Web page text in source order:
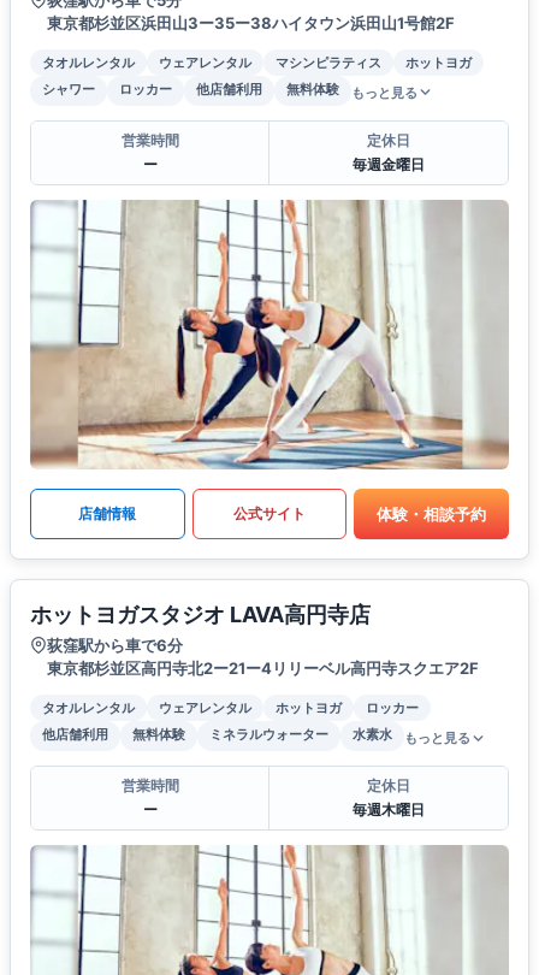
東京都杉並区浜田山3ー35ー38ハイタウン浜田山1号館2F
タオルレンタル ウェアレンタル マシンピラティス
ホットヨガ
シャワー
ロッカー 他店舗利用 無料体験 もっと見る
営業時間
ー
定休日
毎週金曜日
店舗情報 公式サイト 体験・相談予約
ホットヨガスタジオ LAVA高円寺店
荻窪駅から車で6分
東京都杉並区高円寺北2ー21ー4リリーベル高円寺スクエア2F
タオルレンタル ウェアレンタル ホットヨガ
ロッカー
他店舗利用
無料体験 ミネラルウォーター 水素水 もっと見る
営業時間
ー
定休日
毎週木曜日